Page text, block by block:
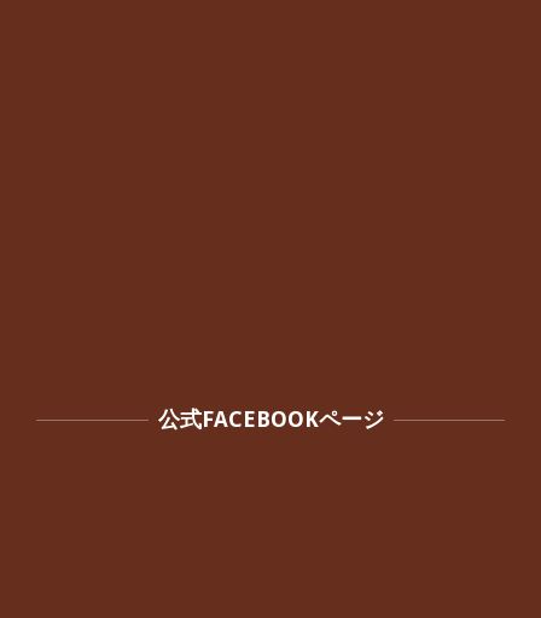
公式FACEBOOKページ